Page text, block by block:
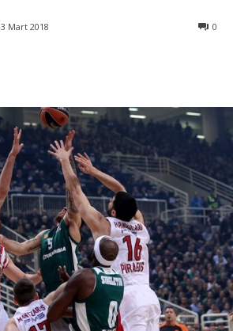
3 Mart 2018 0